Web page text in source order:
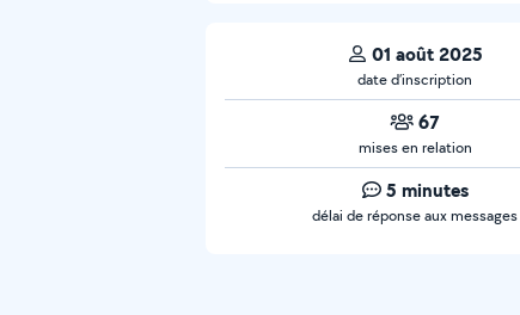
01 août 2025
date d’inscription
67
mises en relation
5 minutes
délai de réponse aux messages